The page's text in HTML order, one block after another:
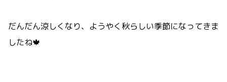
だんだん涼しくなり、ようやく秋らしい季節になってきま
したね🍁